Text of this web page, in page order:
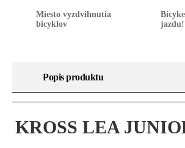
Miesto vyzdvihnutia
bicyklov
jazdu!
Popis produktu
KROSS LEA